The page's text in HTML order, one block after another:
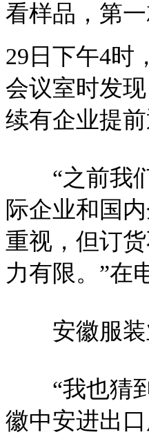
看样品，第
29日下午4时
会议室时发
续有企业提前
“之前我们
际企业和国
重视，但订
力有限。”在
安徽服装
“我也猜到
徽中安进出